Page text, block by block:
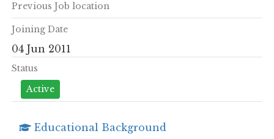
Previous Job location
Joining Date
04 Jun 2011
Status
Active
Educational Background